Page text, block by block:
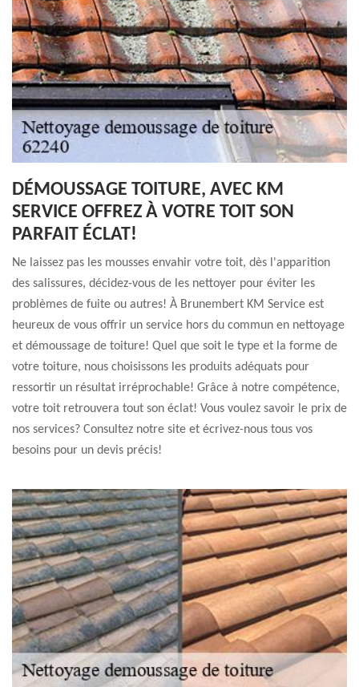
DÉMOUSSAGE TOITURE, AVEC KM
SERVICE OFFREZ À VOTRE TOIT SON
PARFAIT ÉCLAT!
Ne laissez pas les mousses envahir votre toit, dès l'apparition
des salissures, décidez-vous de les nettoyer pour éviter les
problèmes de fuite ou autres! À Brunembert KM Service est
heureux de vous offrir un service hors du commun en nettoyage
et démoussage de toiture! Quel que soit le type et la forme de
votre toiture, nous choisissons les produits adéquats pour
ressortir un résultat irréprochable! Grâce à notre compétence,
votre toit retrouvera tout son éclat! Vous voulez savoir le prix de
nos services? Consultez notre site et écrivez-nous tous vos
besoins pour un devis précis!